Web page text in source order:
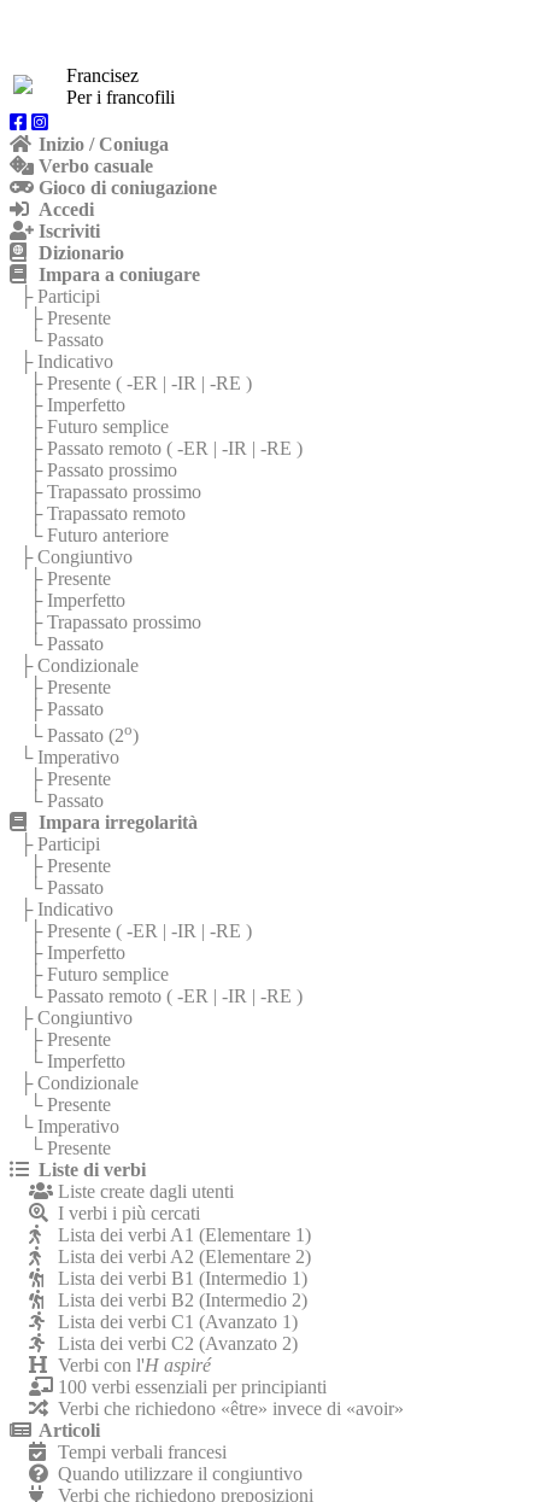
Francisez
Per i francofili
Inizio / Coniuga
Verbo casuale
Gioco di coniugazione
Accedi
Iscriviti
Dizionario
Impara a coniugare
├ Participi
├ Presente
└ Passato
├ Indicativo
├ Presente ( -ER | -IR | -RE )
├ Imperfetto
├ Futuro semplice
├ Passato remoto ( -ER | -IR | -RE )
├ Passato prossimo
├ Trapassato prossimo
├ Trapassato remoto
└ Futuro anteriore
├ Congiuntivo
├ Presente
├ Imperfetto
├ Trapassato prossimo
└ Passato
├ Condizionale
├ Presente
├ Passato
└ Passato (2o)
└ Imperativo
├ Presente
└ Passato
Impara irregolarità
├ Participi
├ Presente
└ Passato
├ Indicativo
├ Presente ( -ER | -IR | -RE )
├ Imperfetto
├ Futuro semplice
└ Passato remoto ( -ER | -IR | -RE )
├ Congiuntivo
├ Presente
└ Imperfetto
├ Condizionale
└ Presente
└ Imperativo
└ Presente
Liste di verbi
Liste create dagli utenti
I verbi i più cercati
Lista dei verbi A1 (Elementare 1)
Lista dei verbi A2 (Elementare 2)
Lista dei verbi B1 (Intermedio 1)
Lista dei verbi B2 (Intermedio 2)
Lista dei verbi C1 (Avanzato 1)
Lista dei verbi C2 (Avanzato 2)
Verbi con l'H aspiré
100 verbi essenziali per principianti
Verbi che richiedono «être» invece di «avoir»
Articoli
Tempi verbali francesi
Quando utilizzare il congiuntivo
Verbi che richiedono preposizioni